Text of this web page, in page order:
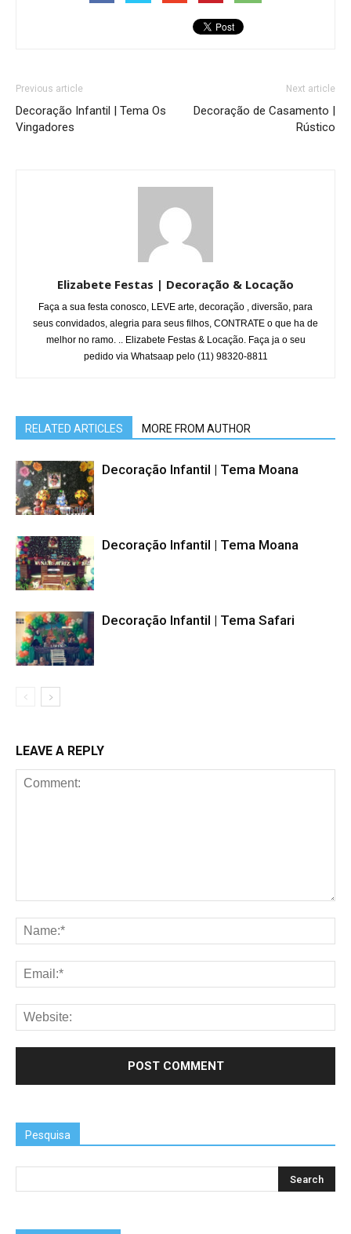
Previous article
Decoração Infantil | Tema Os
Vingadores
Next article
Decoração de Casamento |
Rústico
Elizabete Festas | Decoração & Locação
Faça a sua festa conosco, LEVE arte, decoração , diversão, para
seus convidados, alegria para seus filhos, CONTRATE o que ha de
melhor no ramo. .. Elizabete Festas & Locação. Faça ja o seu
pedido via Whatsaap pelo (11) 98320-8811
RELATED ARTICLES MORE FROM AUTHOR
Decoração Infantil | Tema Moana
Decoração Infantil | Tema Moana
Decoração Infantil | Tema Safari
LEAVE A REPLY
Pesquisa